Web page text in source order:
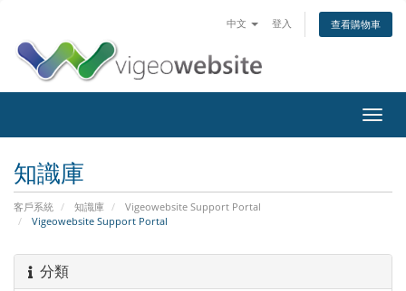
中文 登入 查看購物車
知識庫
客戶系統 知識庫
Vigeowebsite Support Portal
Vigeowebsite Support Portal
分類